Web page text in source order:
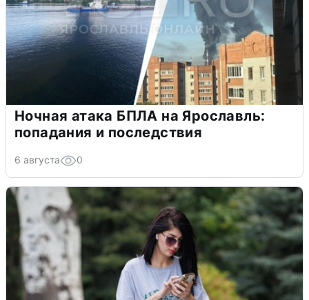
Ночная атака БПЛА на Ярославль:
попадания и последствия
6 августа 0